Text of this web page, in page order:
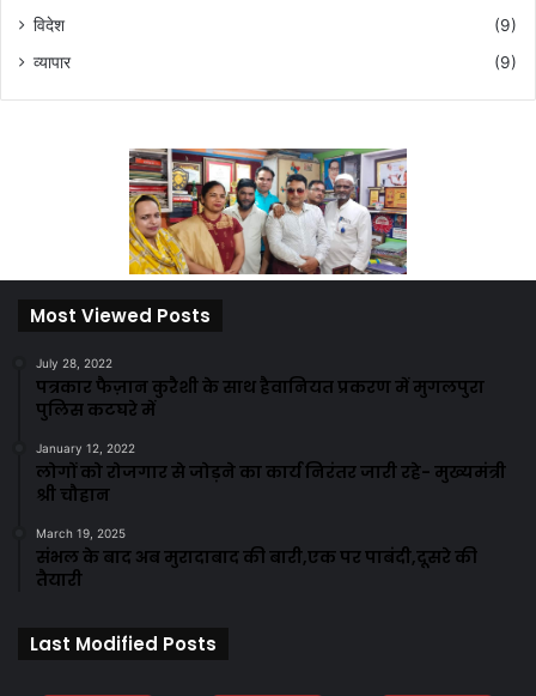
विदेश
(9)
व्यापार
(9)
Most Viewed Posts
July 28, 2022
पत्रकार फैज़ान कुरैशी के साथ हैवानियत प्रकरण में मुगलपुरा
पुलिस कटघरे में
January 12, 2022
लोगों को रोजगार से जोड़ने का कार्य निरंतर जारी रहे- मुख्यमंत्री
श्री चौहान
March 19, 2025
संभल के बाद अब मुरादाबाद की बारी,एक पर पाबंदी,दूसरे की
तैयारी
Last Modified Posts